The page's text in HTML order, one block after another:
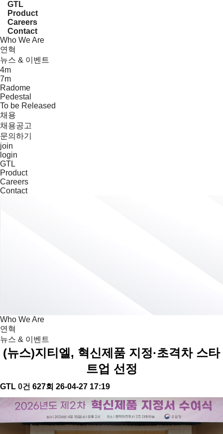
GTL
Product
Careers
Contact
Who We Are
연혁
뉴스 & 이벤트
4m
7m
Radome
Pedestal
To be Released
채용
채용공고
문의하기
join
login
GTL
Product
Careers
Contact
Who We Are
연혁
뉴스 & 이벤트
(뉴스)지티엘, 혁신제품 지정·초격차 스타
트업 선정
GTL 0건 627회 26-04-27 17:19